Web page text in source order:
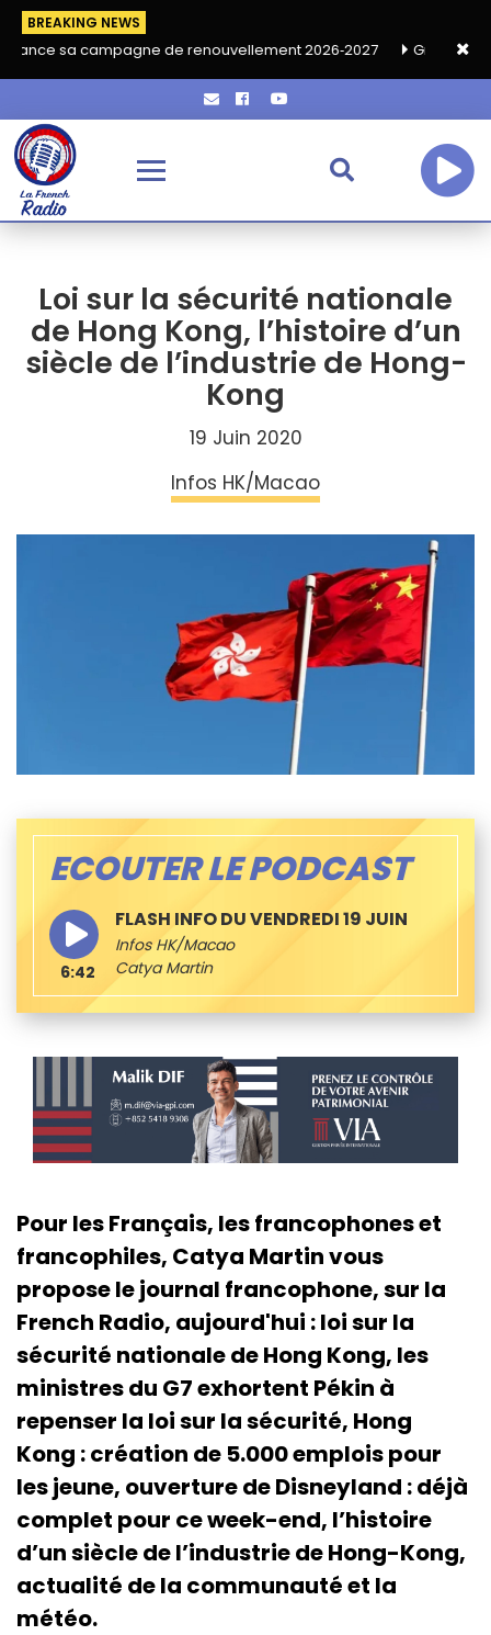
BREAKING NEWS
de renouvellement 2026‑2027 Grand café de rentrée
Loi sur la sécurité nationale
de Hong Kong, l’histoire d’un
siècle de l’industrie de Hong-
Kong
19 Juin 2020
Infos HK/Macao
ECOUTER LE PODCAST
FLASH INFO DU VENDREDI 19 JUIN
Infos HK/Macao
Catya Martin
6:42
Pour les Français, les francophones et
francophiles, Catya Martin vous
propose le journal francophone, sur la
French Radio, aujourd'hui : loi sur la
sécurité nationale de Hong Kong, les
ministres du G7 exhortent Pékin à
repenser la loi sur la sécurité, Hong
Kong : création de 5.000 emplois pour
les jeune, ouverture de Disneyland : déjà
complet pour ce week-end, l’histoire
d’un siècle de l’industrie de Hong-Kong,
actualité de la communauté et la
météo.